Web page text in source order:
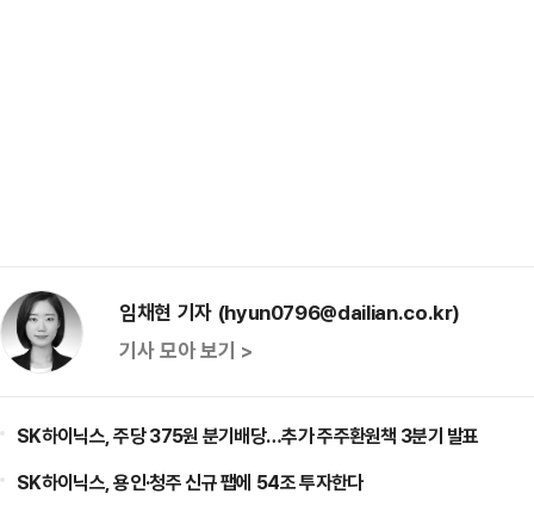
임채현 기자 (hyun0796@dailian.co.kr)
기사 모아 보기 >
SK하이닉스, 주당 375원 분기배당…추가 주주환원책 3분기 발표
SK하이닉스, 용인·청주 신규 팹에 54조 투자한다